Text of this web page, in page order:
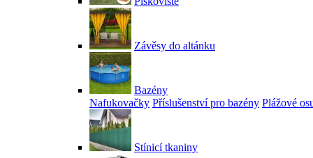
Závěsy do altánku
Bazény
Nafukovačky Příslušenství pro bazény Plážové
Stínicí tkaniny